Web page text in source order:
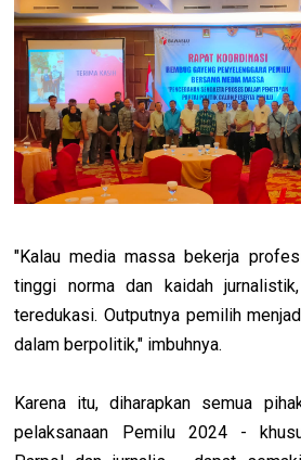
"Kalau media massa bekerja
tinggi norma dan kaidah
teredukasi. Outputnya pemilih
dalam berpolitik," imbuhnya.
Karena itu, diharapkan semua
pelaksanaan Pemilu 2024 -